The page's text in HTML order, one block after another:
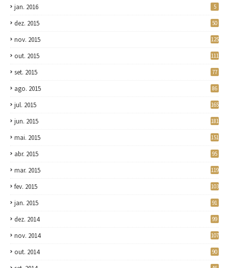
jan. 2016 5
dez. 2015 50
nov. 2015 125
out. 2015 111
set. 2015 77
ago. 2015 86
jul. 2015 165
jun. 2015 181
mai. 2015 151
abr. 2015 95
mar. 2015 119
fev. 2015 103
jan. 2015 91
dez. 2014 99
nov. 2014 107
out. 2014 90